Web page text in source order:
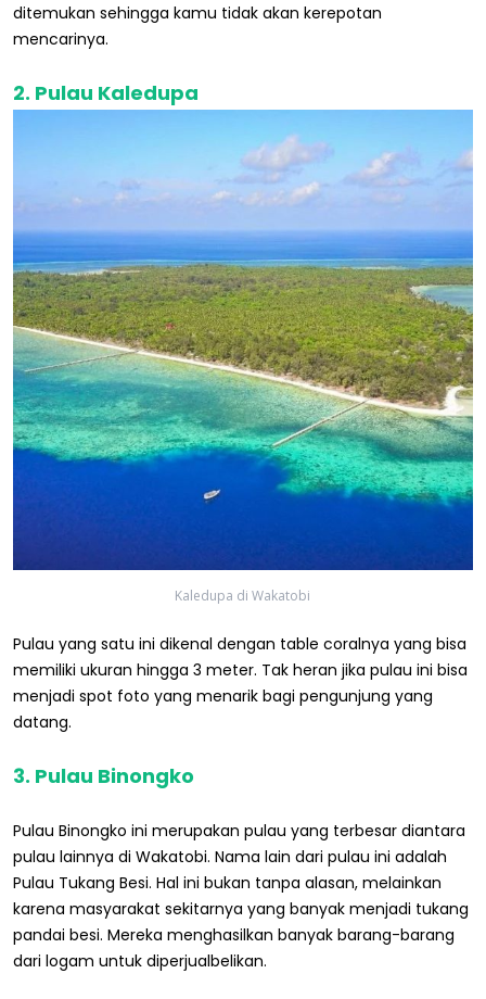
ditemukan sehingga kamu tidak akan kerepotan
mencarinya.
2. Pulau Kaledupa
Kaledupa di Wakatobi
Pulau yang satu ini dikenal dengan table coralnya yang bisa
memiliki ukuran hingga 3 meter. Tak heran jika pulau ini bisa
menjadi spot foto yang menarik bagi pengunjung yang
datang.
3. Pulau Binongko
Pulau Binongko ini merupakan pulau yang terbesar diantara
pulau lainnya di Wakatobi. Nama lain dari pulau ini adalah
Pulau Tukang Besi. Hal ini bukan tanpa alasan, melainkan
karena masyarakat sekitarnya yang banyak menjadi tukang
pandai besi. Mereka menghasilkan banyak barang-barang
dari logam untuk diperjualbelikan.